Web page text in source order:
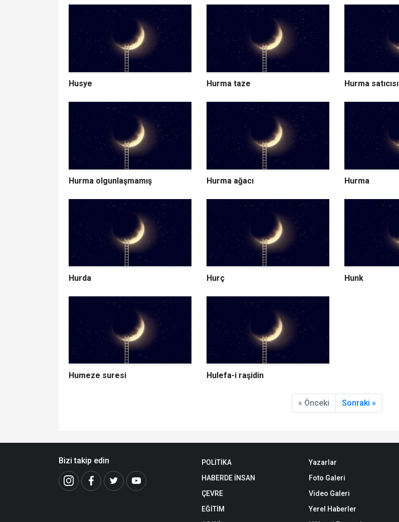
Husye Hurma taze Hurma satıcısı
Hurma olgunlaşmamış Hurma ağacı Hurma
Hurda Hurç Hunk
Humeze suresi Hulefa-i raşidin
« Önceki Sonraki »
Bizi takip edin
POLİTİKA
HABERDE İNSAN
ÇEVRE
EĞİTİM
Yazarlar
Foto Galeri
Video Galeri
Yerel Haberler